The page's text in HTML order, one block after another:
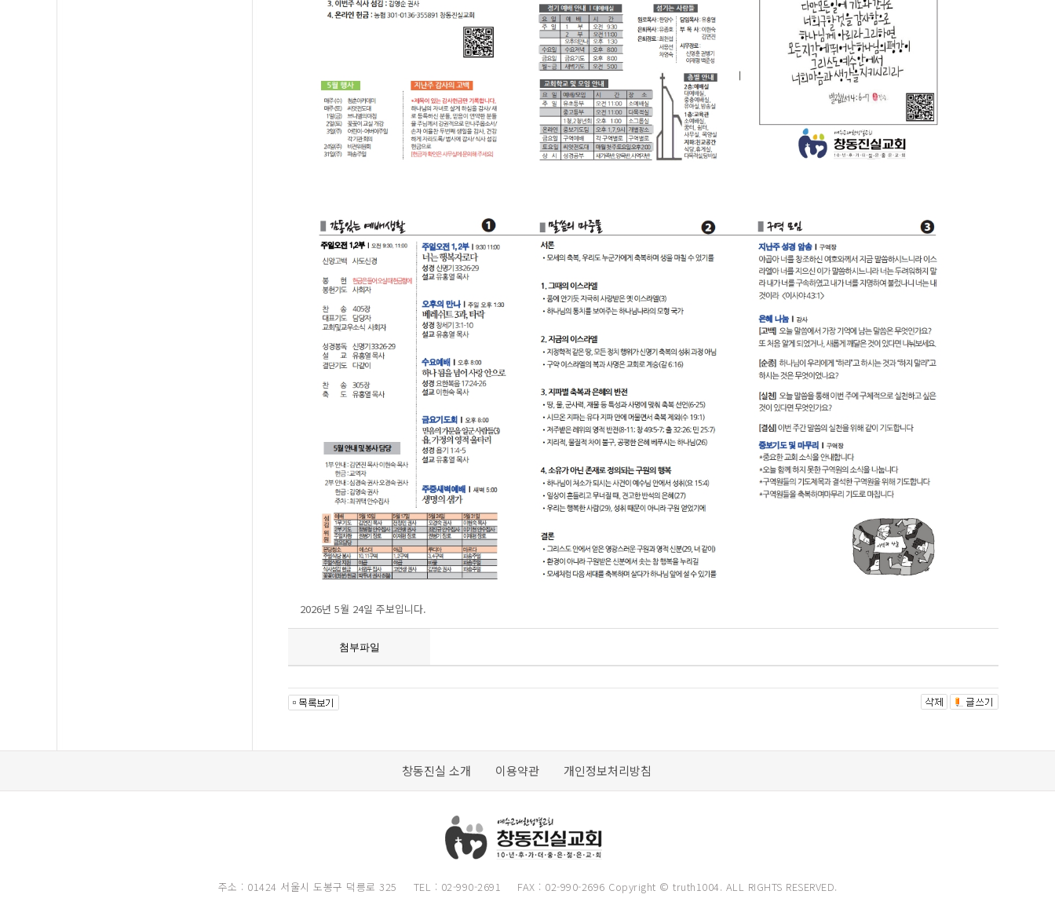
2026년 5월 24일 주보입니다.
첨부파일
창동진실 소개 이용약관 개인정보처리방침
주소 : 01424 서울시 도봉구 덕릉로 325 TEL : 02-990-2691 FAX : 02-990-2696 Copyright © truth1004. ALL RIGHTS RESERVED.